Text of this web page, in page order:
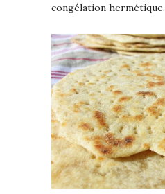
congélation hermétique.